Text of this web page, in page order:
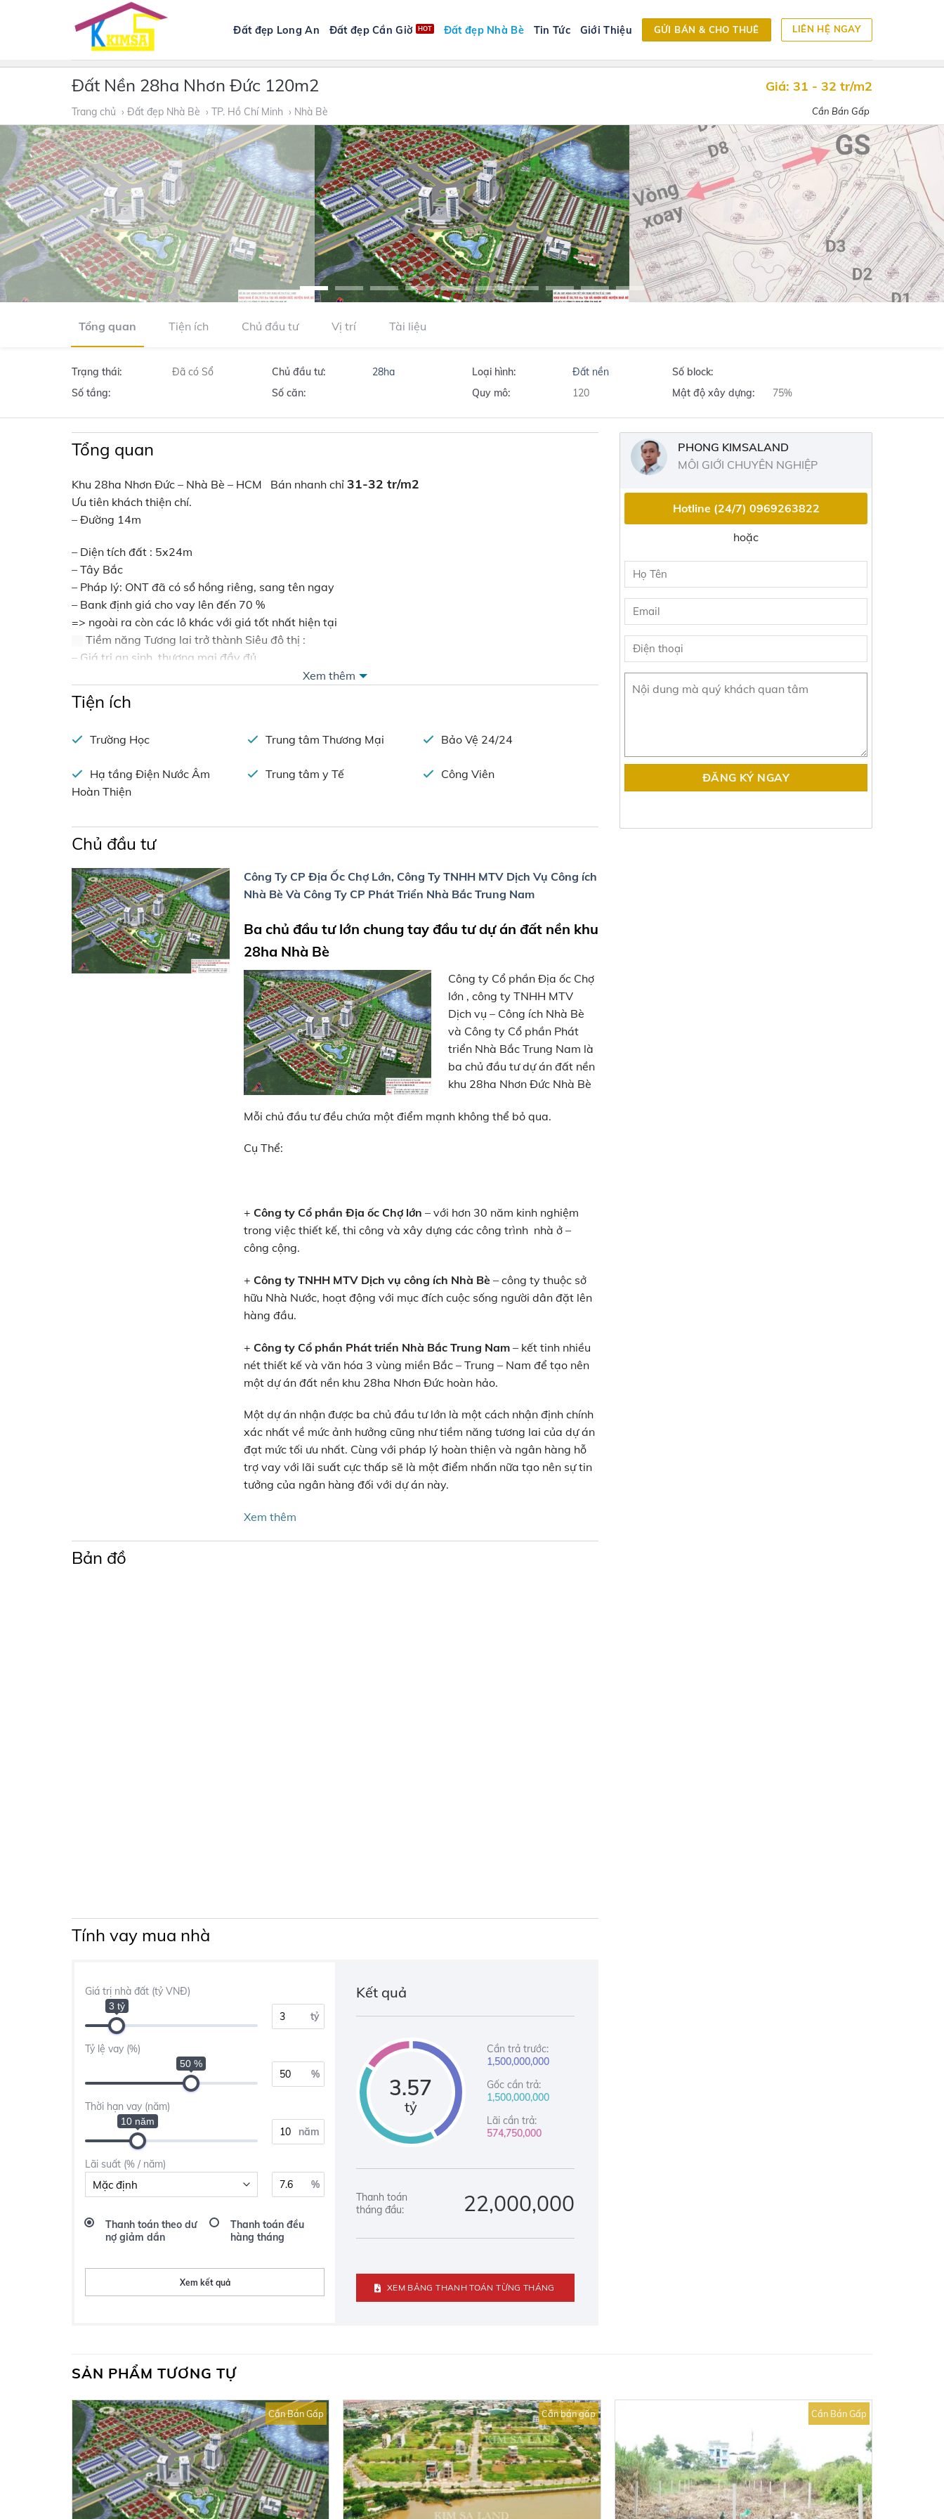
Đất đẹp Long An Đất đẹp Cần Giờ Đất đẹp Nhà Bè Tin Tức Giới Thiệu GỬI BÁN & CHO THUÊ LIÊN HỆ NGAY
Đất Nền 28ha Nhơn Đức 120m2
Trang chủ › Đất đẹp Nhà Bè › TP. Hồ Chí Minh › Nhà Bè
Giá: 31 - 32 tr/m2
Cần Bán Gấp
Tổng quan Tiện ích Chủ đầu tư Vị trí Tài liệu
Trạng thái: Đã có Sổ Chủ đầu tư: 28ha Loại hình: Đất nền
Số block:
Số tầng:
Số căn: Quy mô: 120 Mật độ xây dựng: 75%
Tổng quan
Khu 28ha Nhơn Đức – Nhà Bè – HCM Bán nhanh chỉ 31-32 tr/m2
Ưu tiên khách thiện chí.
– Đường 14m
– Diện tích đất : 5x24m
– Tây Bắc
– Pháp lý: ONT đã có sổ hồng riêng, sang tên ngay
– Bank định giá cho vay lên đến 70 %
=> ngoài ra còn các lô khác với giá tốt nhất hiện tại
Tiềm năng Tương lai trở thành Siêu đô thị :
– Giá trị an sinh, thương mại đầy đủ
– Kết nối trực tiếp Siêu Đô thị GS METROCITY
– Kết nối Nút giao thông trọng điểm Hồ Chí Minh – Long An
Thông tin chí tiết dự án :
Xem thêm
Tiện ích
Trường Học Trung tâm Thương Mại Bảo Vệ 24/24
Hạ tầng Điện Nước Âm
Hoàn Thiện
Trung tâm y Tế Công Viên
Chủ đầu tư
Công Ty CP Địa Ốc Chợ Lớn, Công Ty TNHH MTV Dịch Vụ Công ích
Nhà Bè Và Công Ty CP Phát Triển Nhà Bắc Trung Nam
Ba chủ đầu tư lớn chung tay đầu tư dự án đất nền khu
28ha Nhà Bè
Công ty Cổ phần Địa ốc Chợ
lớn , công ty TNHH MTV
Dịch vụ – Công ích Nhà Bè
và Công ty Cổ phần Phát
triển Nhà Bắc Trung Nam là
ba chủ đầu tư dự án đất nền
khu 28ha Nhơn Đức Nhà Bè
Mỗi chủ đầu tư đều chứa một điểm mạnh không thể bỏ qua.
Cụ Thể:
+ Công ty Cổ phần Địa ốc Chợ lớn – với hơn 30 năm kinh nghiệm
trong việc thiết kế, thi công và xây dựng các công trình nhà ở –
công cộng.
+ Công ty TNHH MTV Dịch vụ công ích Nhà Bè – công ty thuộc sở
hữu Nhà Nước, hoạt động với mục đích cuộc sống người dân đặt lên
hàng đầu.
+ Công ty Cổ phần Phát triển Nhà Bắc Trung Nam – kết tinh nhiều
nét thiết kế và văn hóa 3 vùng miền Bắc – Trung – Nam để tạo nên
một dự án đất nền khu 28ha Nhơn Đức hoàn hảo.
Một dự án nhận được ba chủ đầu tư lớn là một cách nhận định chính
xác nhất về mức ảnh hưởng cũng như tiềm năng tương lai của dự án
đạt mức tối ưu nhất. Cùng với pháp lý hoàn thiện và ngân hàng hỗ
trợ vay với lãi suất cực thấp sẽ là một điểm nhấn nữa tạo nên sự tin
tưởng của ngân hàng đối với dự án này.
Xem thêm
Bản đồ
Tính vay mua nhà
Giá trị nhà đất (tỷ VNĐ)
3 tỷ
tỷ
Tỷ lệ vay (%)
50 %
%
Thời hạn vay (năm)
10 năm
năm
Lãi suất (% / năm)
%
Thanh toán theo dư
nợ giảm dần
Thanh toán đều
hàng tháng
Xem kết quả
Kết quả
3.57
tỷ
Cần trả trước:
1,500,000,000
Gốc cần trả:
1,500,000,000
Lãi cần trả:
574,750,000
Thanh toán
tháng đầu:
22,000,000
XEM BẢNG THANH TOÁN TỪNG THÁNG
PHONG KIMSALAND
MÔI GIỚI CHUYÊN NGHIỆP
Hotline (24/7) 0969263822
hoặc
SẢN PHẨM TƯƠNG TỰ
Cần Bán Gấp Cần bán gấp Cần Bán Gấp